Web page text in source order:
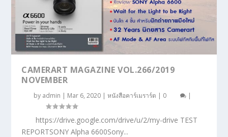
CAMERART MAGAZINE VOL.266/2019
NOVEMBER
by admin | Mar 6, 2020 |หนังสือคาร์เมราร์ต | 0 |
https://drive.google.com/drive/u/2/my-drive TEST
REPORTSONY Alpha 6600Sony...